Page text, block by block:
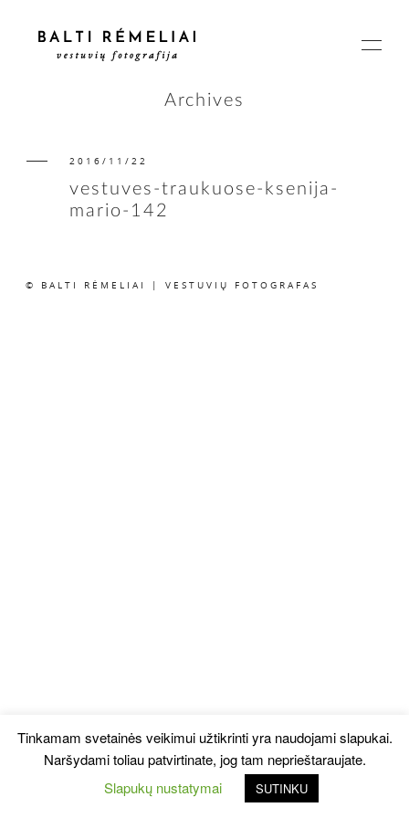
PAGRINDINIS
ISTORIJOS
Archives
2016/11/22
vestuves-traukuose-ksenija-
mario-142
© BALTI RĖMELIAI | VESTUVIŲ FOTOGRAFAS
Tinkamam svetainės veikimui užtikrinti yra naudojami slapukai.
Naršydami toliau patvirtinate, jog tam neprieštaraujate.
Slapukų nustatymai
SUTINKU